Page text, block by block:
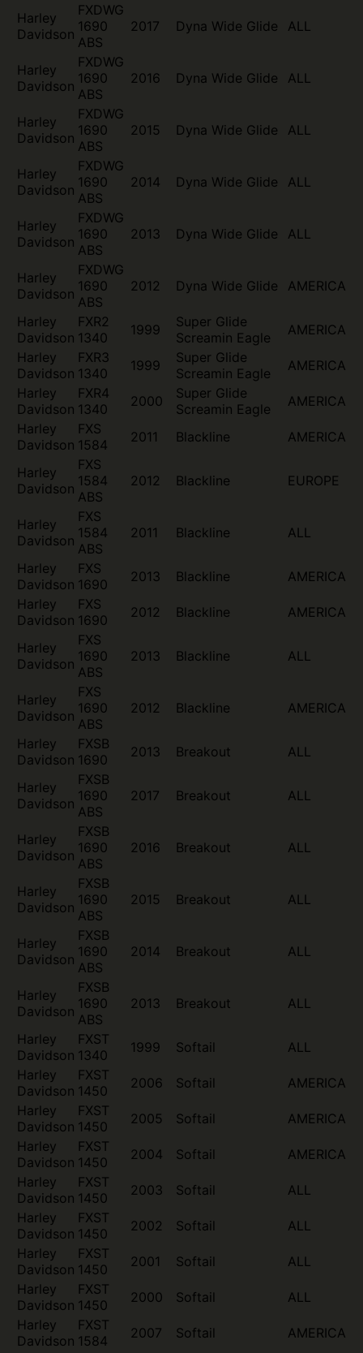
Harley
Davidson
FXDWG
1690
ABS
2017 Dyna Wide Glide ALL
Harley
Davidson
FXDWG
1690
ABS
2016 Dyna Wide Glide ALL
Harley
Davidson
FXDWG
1690
ABS
2015 Dyna Wide Glide ALL
Harley
Davidson
FXDWG
1690
ABS
2014 Dyna Wide Glide ALL
Harley
Davidson
FXDWG
1690
ABS
2013 Dyna Wide Glide ALL
Harley
Davidson
FXDWG
1690
ABS
2012 Dyna Wide Glide AMERICA
Harley
Davidson
FXR2
1340
1999
Super Glide
Screamin Eagle
AMERICA
Harley
Davidson
FXR3
1340
1999
Super Glide
Screamin Eagle
AMERICA
Harley
Davidson
FXR4
1340
2000
Super Glide
Screamin Eagle
AMERICA
Harley
Davidson
FXS
1584
2011 Blackline AMERICA
Harley
Davidson
FXS
1584
ABS
2012 Blackline EUROPE
Harley
Davidson
FXS
1584
ABS
2011 Blackline ALL
Harley
Davidson
FXS
1690
2013 Blackline
AMERICA
Harley
Davidson
FXS
1690
2012 Blackline AMERICA
Harley
Davidson
FXS
1690
ABS
2013 Blackline ALL
Harley
Davidson
FXS
1690
ABS
2012 Blackline AMERICA
Harley
Davidson
FXSB
1690
2013 Breakout ALL
Harley
Davidson
FXSB
1690
ABS
2017 Breakout ALL
Harley
Davidson
FXSB
1690
ABS
2016 Breakout ALL
Harley
Davidson
FXSB
1690
ABS
2015 Breakout ALL
Harley
Davidson
FXSB
1690
ABS
2014 Breakout ALL
Harley
Davidson
FXSB
1690
ABS
2013 Breakout ALL
Harley
Davidson
FXST
1340
1999 Softail
ALL
Harley
Davidson
FXST
1450
2006 Softail
AMERICA
Harley
Davidson
FXST
1450
2005 Softail
AMERICA
Harley
Davidson
FXST
1450
2004 Softail
AMERICA
Harley
Davidson
FXST
1450
2003 Softail
ALL
Harley
Davidson
FXST
1450
2002 Softail
ALL
Harley
Davidson
FXST
1450
2001 Softail
ALL
Harley
Davidson
FXST
1450
2000 Softail
ALL
Harley
Davidson
FXST
1584
2007 Softail
AMERICA